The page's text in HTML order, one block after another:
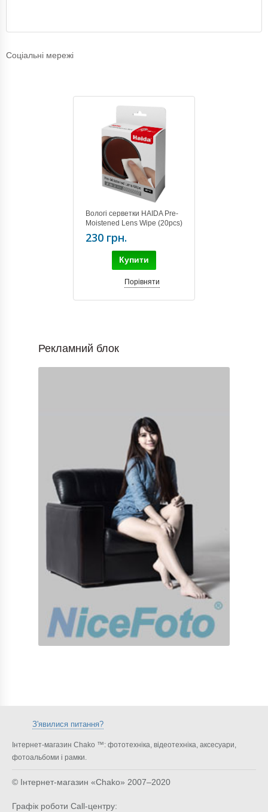
Соціальні мережі
Вологі серветки HAIDA Pre-
Moistened Lens Wipe (20pcs)
HD4634
230 грн.
Купити
Порівняти
Рекламний блок
З'явилися питання?
Інтернет-магазин Chako ™: фототехніка, відеотехніка, аксесуари,
фотоальбоми і рамки.
© Інтернет-магазин «Chako» 2007–2020
Графік роботи Call-центру: